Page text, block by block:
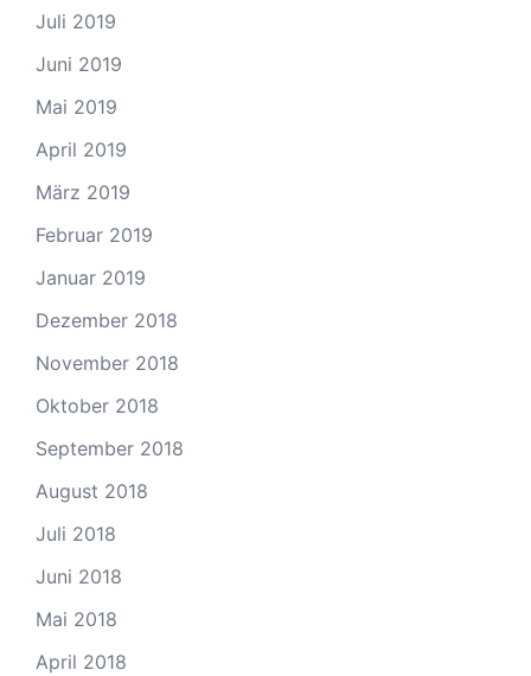
Juli 2019
Juni 2019
Mai 2019
April 2019
März 2019
Februar 2019
Januar 2019
Dezember 2018
November 2018
Oktober 2018
September 2018
August 2018
Juli 2018
Juni 2018
Mai 2018
April 2018